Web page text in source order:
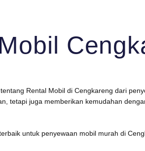
Rental Mobil di Cengkareng dari
tetapi juga memberikan kemudahan
untuk penyewaan mobil murah di